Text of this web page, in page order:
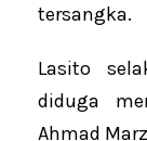
tersangka.
Lasito
diduga
Ahmad